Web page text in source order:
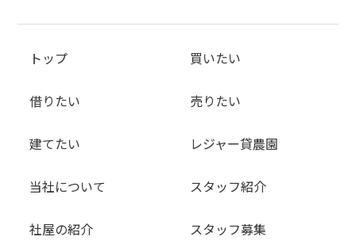
トップ 買いたい
借りたい 売りたい
建てたい レジャー貸農園
当社について スタッフ紹介
社屋の紹介 スタッフ募集